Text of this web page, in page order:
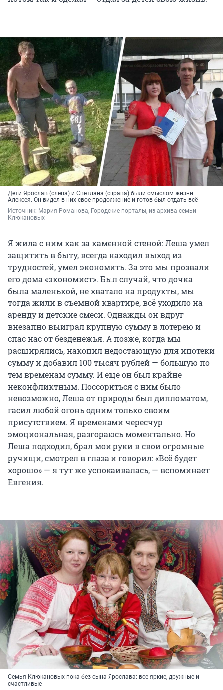
Дети Ярослав (слева) и Светлана (справа) были смыслом жизни
Алексея. Он видел в них свое продолжение и готов был отдать всё
Источник: Мария Романова, Городские порталы, из архива семьи
Клюкановых
Я жила с ним как за каменной стеной: Леша умел
защитить в быту, всегда находил выход из
трудностей, умел экономить. За это мы прозвали
его дома «экономист». Был случай, что дочка
была маленькой, не хватало на продукты, мы
тогда жили в съемной квартире, всё уходило на
аренду и детские смеси. Однажды он вдруг
внезапно выиграл крупную сумму в лотерею и
спас нас от безденежья. А позже, когда мы
расширялись, накопил недостающую для ипотеки
сумму и добавил 100 тысяч рублей — большую по
тем временам сумму. И еще он был крайне
неконфликтным. Поссориться с ним было
невозможно, Леша от природы был дипломатом,
гасил любой огонь одним только своим
присутствием. Я временами чересчур
эмоциональная, разгораюсь моментально. Но
Леша подходил, брал мои руки в свои огромные
ручищи, смотрел в глаза и говорил: «Всё будет
хорошо» — я тут же успокаивалась, — вспоминает
Евгения.
Семья Клюкановых пока без сына Ярослава: все яркие, дружные и
счастливые